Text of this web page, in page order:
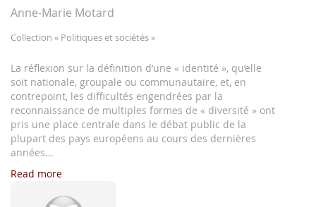
beginning
the
gallery
Anne-Marie Motard
Collection « Politiques et sociétés »
La réflexion sur la définition d’une « identité », qu’elle
soit nationale, groupale ou communautaire, et, en
contrepoint, les difficultés engendrées par la
reconnaissance de multiples formes de « diversité » ont
pris une place centrale dans le débat public de la
plupart des pays européens au cours des dernières
années...
Read more